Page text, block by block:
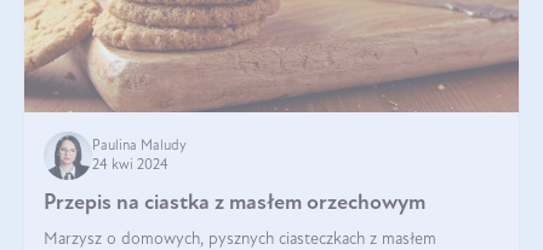
Paulina Maludy
24 kwi 2024
Przepis na ciastka z masłem orzechowym
Marzysz o domowych, pysznych ciasteczkach z masłem